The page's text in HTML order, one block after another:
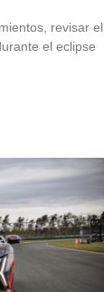
revisar el
el eclipse